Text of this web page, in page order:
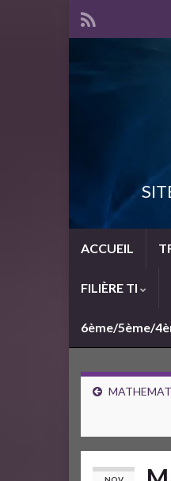
ACCUEIL
FILIÈRE TI
6ème/5ème/